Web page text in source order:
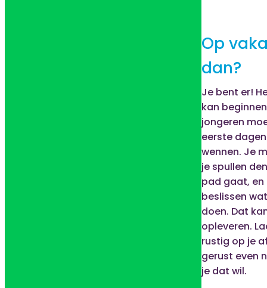
Op
dan?
Je bent er!
kan
jongeren
eerste
wennen. Je
je spullen
pad gaat,
beslissen
doen. Dat
opleveren.
rustig op je
gerust even
je dat wil.